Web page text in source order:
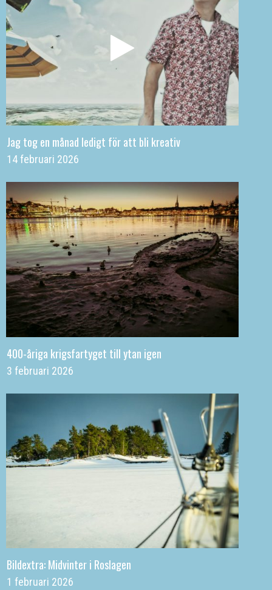
Jag tog en månad ledigt för att bli kreativ
14 februari 2026
400-åriga krigsfartyget till ytan igen
3 februari 2026
Bildextra: Midvinter i Roslagen
1 februari 2026